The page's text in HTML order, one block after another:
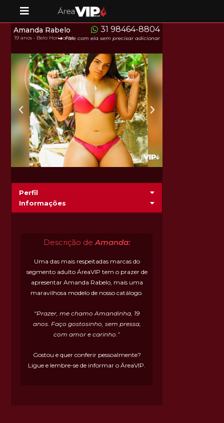
31 98464-8804
Fale com ela sem precisar adicionar
Amanda Rabelo
19 anos • Belo Horizonte
Perfil
Informações
Descrição deAmanda:
Uma das mais respeitadas marcas do
segmento adulto ÁreaVIP tem o prazer de
apresentar Amanda Rabelo, mais uma
maravilhosa modelo de nosso catálogo.
“Prazer, me chamo Amandinha, 19
anos. Faço gostosinho, sem pressa,
com amor e carinho.”
Gostou e quer conferir pessoalmente?
Ligue e lembre-se de informar o ÁreaVIP.